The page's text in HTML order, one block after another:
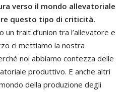
verso il mondo allevatoriale
questo tipo di criticità.
un trait d’union tra l’allevatore e
ci mettiamo la nostra
noi abbiamo contezza delle
produttivo. E anche altri
della produzione degli